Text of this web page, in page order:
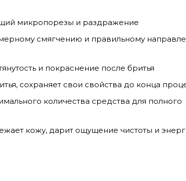
микропорезы и раздражение
смягчению и правильному
и покраснение после бритья
сохраняет свои свойства до конца
количества средства для полного
кожу, дарит ощущение чистоты и